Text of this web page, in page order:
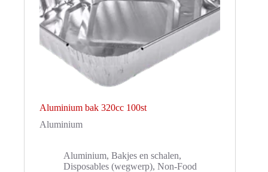
Aluminium bak 320cc 100st
Aluminium
Aluminium, Bakjes en schalen,
Disposables (wegwerp), Non-Food